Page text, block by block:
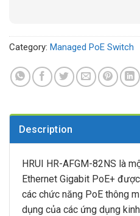
Category: Managed PoE Switch
Description
HRUI HR-AFGM-82NS là
Ethernet Gigabit PoE+
các chức năng PoE thông
dụng của các ứng dụng